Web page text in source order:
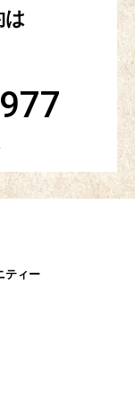
ティー